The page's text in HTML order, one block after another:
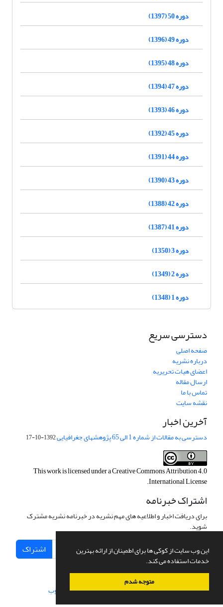
این وب سایت از کوکی ها برای اطمینان از ارائه بهترین
خدمات استفاده می کند.
متوجه شدم
دوره 50 (1397)
دوره 49 (1396)
دوره 48 (1395)
دوره 47 (1394)
دوره 46 (1393)
دوره 45 (1392)
دوره 44 (1391)
دوره 43 (1390)
دوره 42 (1388)
دوره 41 (1387)
دوره 3 (1350)
دوره 2 (1349)
دوره 1 (1348)
دسترسی سریع
صفحه اصلی
درباره نشریه
اعضای هیات تحریریه
ارسال مقاله
تماس با ما
نقشه سایت
آخرین اخبار
دسترسی به مقالات از شماره 1 الی 65 پژوهشهای جغرافیایی 1392-10-17
This work is licensed under aCreative Commons Attribution 4.0
International License
.
اشتراک خبرنامه
برای دریافت اخبار و اطلاعیه های مهم نشریه در خبرنامه نشریه مشترک
شوید.
اشتراک
سامانه مدیریت نشریات علمی.طراحی و پیاده سازی از سیناوب